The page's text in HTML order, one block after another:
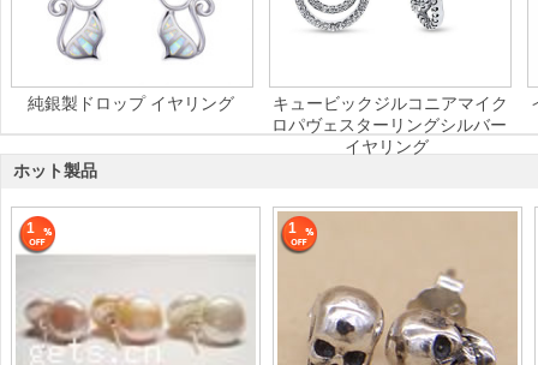
純銀製ドロップ イヤリング
キュービックジルコニアマイク
ロパヴェスターリングシルバー
イヤリング
ホット製品
1 1